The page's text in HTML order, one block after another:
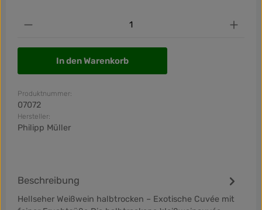
Produkt Anzahl: Gib den gewünschten Wert
In den Warenkorb
Produktnummer:
07072
Hersteller:
Philipp Müller
Beschreibung
Hellseher Weißwein halbtrocken – Exotische Cuvée mit